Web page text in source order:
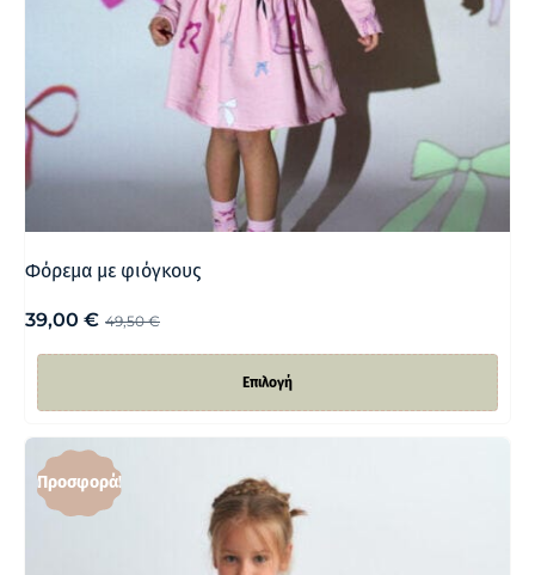
Φόρεμα με φιόγκους
49,50€
39,00 €
Επιλογή
Προσφορά!